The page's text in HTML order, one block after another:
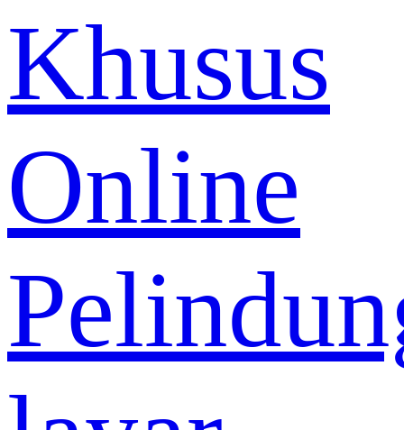
Khusus
Online